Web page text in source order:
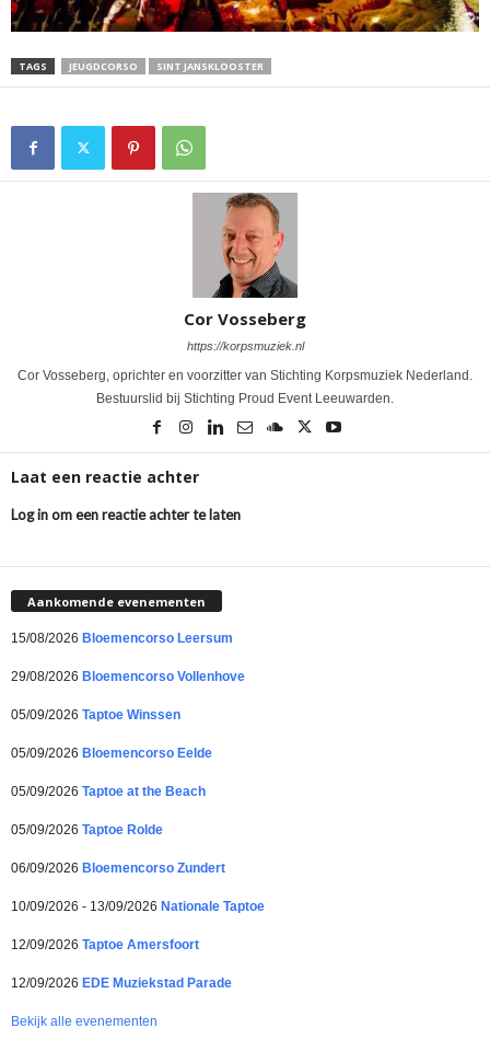
TAGS JEUGDCORSO SINT JANSKLOOSTER
Cor Vosseberg
https://korpsmuziek.nl
Cor Vosseberg, oprichter en voorzitter van Stichting Korpsmuziek Nederland.
Bestuurslid bij Stichting Proud Event Leeuwarden.
Laat een reactie achter
Log in om een reactie achter te laten
Aankomende evenementen
15/08/2026 Bloemencorso Leersum
29/08/2026 Bloemencorso Vollenhove
05/09/2026 Taptoe Winssen
05/09/2026 Bloemencorso Eelde
05/09/2026 Taptoe at the Beach
05/09/2026 Taptoe Rolde
06/09/2026 Bloemencorso Zundert
10/09/2026 - 13/09/2026 Nationale Taptoe
12/09/2026 Taptoe Amersfoort
12/09/2026 EDE Muziekstad Parade
Bekijk alle evenementen